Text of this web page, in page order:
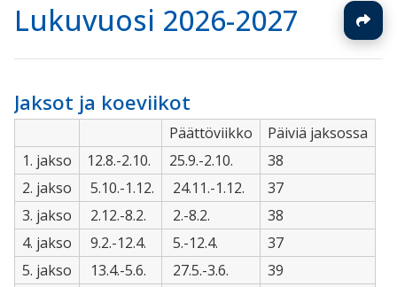
Lukuvuosi 2026-2027
Jaksot ja koeviikot
Päättöviikko
Päiviä jaksossa
1. jakso
12.8.-2.10. 25.9.-2.10.
38
2. jakso
5.10.-1.12. 24.11.-1.12.
37
3. jakso
2.12.-8.2. 2.-8.2.
38
4. jakso
9.2.-12.4. 5.-12.4.
37
5. jakso
13.4.-5.6. 27.5.-3.6.
39